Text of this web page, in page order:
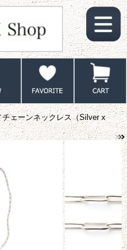
ェーンネックレス（Silver x